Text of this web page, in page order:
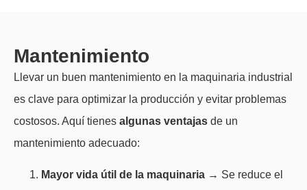
Mantenimiento
Llevar un buen mantenimiento en la maquinaria industrial
es clave para optimizar la producción y evitar problemas
costosos. Aquí tienes algunas ventajas de un
mantenimiento adecuado:
Mayor vida útil de la maquinaria → Se reduce el